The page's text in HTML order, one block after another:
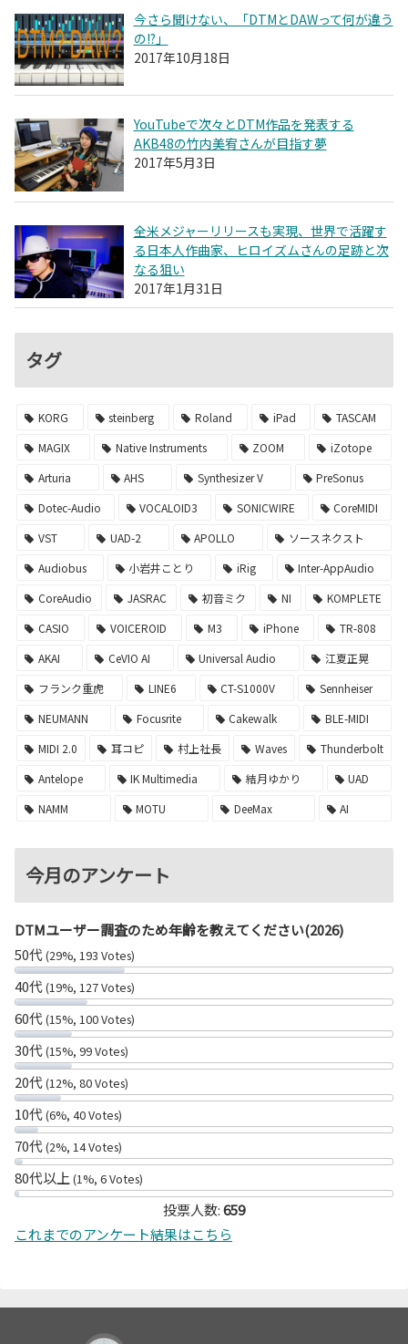
今さら聞けない、「DTMとDAWって何が違う
の!?」
2017年10月18日
YouTubeで次々とDTM作品を発表する
AKB48の竹内美宥さんが目指す夢
2017年5月3日
全米メジャーリリースも実現、世界で活躍す
る日本人作曲家、ヒロイズムさんの足跡と次
なる狙い
2017年1月31日
タグ
KORG steinberg Roland iPad
TASCAM
MAGIX
Native Instruments ZOOM
iZotope
Arturia
AHS Synthesizer V
PreSonus
Dotec-Audio
VOCALOID3 SONICWIRE
CoreMIDI
VST
UAD-2 APOLLO
ソースネクスト
Audiobus
小岩井ことり iRig
Inter-AppAudio
CoreAudio
JASRAC 初音ミク NI
KOMPLETE
CASIO
VOICEROID M3 iPhone
TR-808
AKAI
CeVIO AI Universal Audio
江夏正晃
フランク重虎
LINE6 CT-S1000V
Sennheiser
NEUMANN
Focusrite Cakewalk
BLE-MIDI
MIDI 2.0
耳コピ 村上社長 Waves
Thunderbolt
Antelope
IK Multimedia 結月ゆかり
UAD
NAMM
MOTU DeeMax AI
今月のアンケート
DTMユーザー調査のため年齢を教えてください(2026)
50代(29%, 193 Votes)
40代(19%, 127 Votes)
60代(15%, 100 Votes)
30代(15%, 99 Votes)
20代(12%, 80 Votes)
10代(6%, 40 Votes)
70代(2%, 14 Votes)
80代以上(1%, 6 Votes)
投票人数:659
これまでのアンケート結果はこちら